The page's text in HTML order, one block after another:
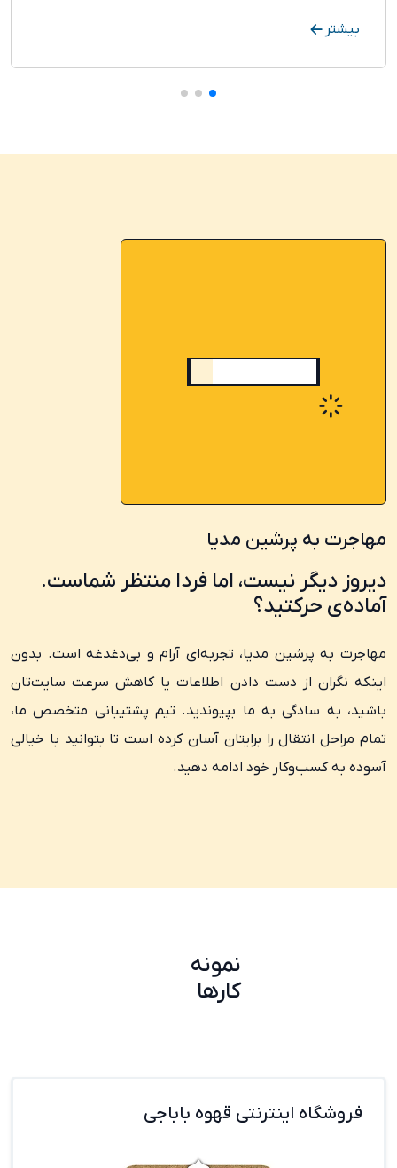
بیشتر
مهاجرت به پرشین مدیا
دیروز دیگر نیست، اما فردا منتظر شماست.
آماده‌ی حرکتید؟
مهاجرت به پرشین مدیا، تجربه‌ای آرام و بی‌دغدغه است. بدون
اینکه نگران از دست دادن اطلاعات یا کاهش سرعت سایت‌تان
باشید، به سادگی به ما بپیوندید. تیم پشتیبانی متخصص ما،
تمام مراحل انتقال را برایتان آسان کرده است تا بتوانید با خیالی
آسوده به کسب‌وکار خود ادامه دهید.
نمونه
کارها
فروشگاه اینترنتی قهوه باباجی